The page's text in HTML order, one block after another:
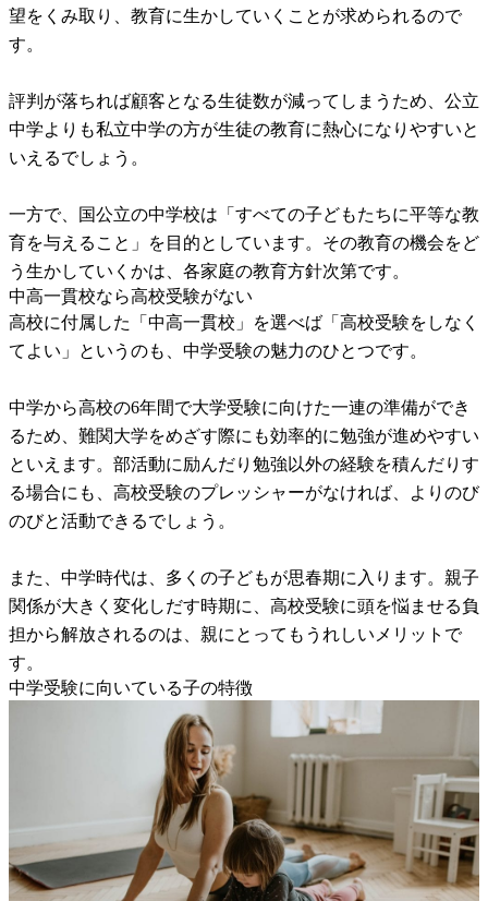
望をくみ取り、教育に生かしていくことが求められるので
す。
評判が落ちれば顧客となる生徒数が減ってしまうため、公立
中学よりも私立中学の方が生徒の教育に熱心になりやすいと
いえるでしょう。
一方で、国公立の中学校は「すべての子どもたちに平等な教
育を与えること」を目的としています。その教育の機会をど
う生かしていくかは、各家庭の教育方針次第です。
中高一貫校なら高校受験がない
高校に付属した「中高一貫校」を選べば「高校受験をしなく
てよい」というのも、中学受験の魅力のひとつです。
中学から高校の6年間で大学受験に向けた一連の準備ができ
るため、難関大学をめざす際にも効率的に勉強が進めやすい
といえます。部活動に励んだり勉強以外の経験を積んだりす
る場合にも、高校受験のプレッシャーがなければ、よりのび
のびと活動できるでしょう。
また、中学時代は、多くの子どもが思春期に入ります。親子
関係が大きく変化しだす時期に、高校受験に頭を悩ませる負
担から解放されるのは、親にとってもうれしいメリットで
す。
中学受験に向いている子の特徴